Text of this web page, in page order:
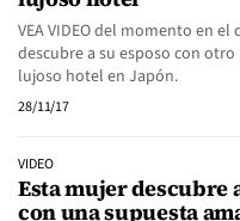
VEA VIDEO del momento en
descubre a su esposo con
lujoso hotel en Japón.
28/11/17
VIDEO
Esta mujer descubre
con una supuesta